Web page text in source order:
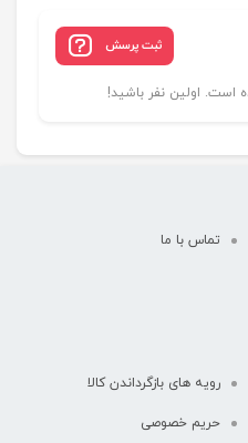
ثبت پرسش
اولین نفر باشید!
تماس با ما
رویه های بازگرداندن کالا
حریم خصوصی